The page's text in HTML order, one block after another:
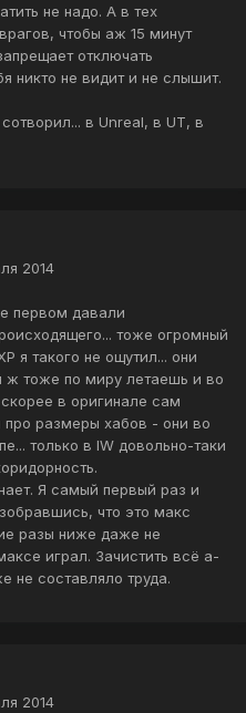
не надо. А в тех
чтобы аж 15 минут
отключать
никто не видит и не слышит.
в Unreal, в UT, в
2014
первом давали
тоже огромный
я такого не ощутил... они
ж тоже по миру летаешь и во
в оригинале сам
размеры хабов - они во
только в IW довольно-таки
Я самый первый раз и
что это макс
разы ниже даже не
играл. Зачистить всё а-
не составляло труда.
2014